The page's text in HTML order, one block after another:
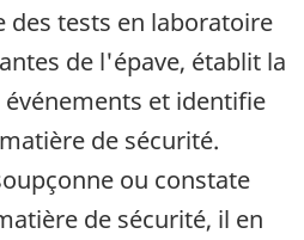
des tests en laboratoire
de l'épave, établit la
et identifie
de sécurité.
ou constate
de sécurité, il en